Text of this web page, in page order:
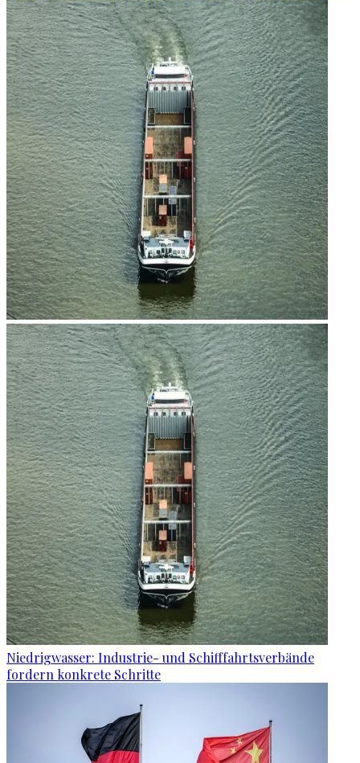
Niedrigwasser: Industrie- und Schifffahrtsverbände
fordern konkrete Schritte